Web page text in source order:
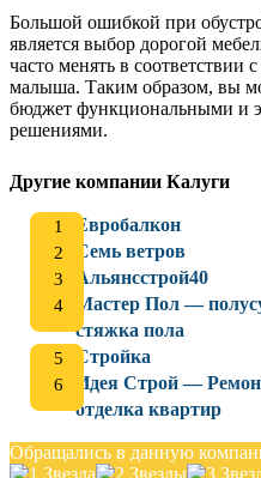
Большой ошибкой при
является выбор дорогой
часто менять в соответствии
малыша. Таким образом, вы
бюджет функциональными и
решениями.
Другие компании Калуги
Евробалкон
Семь ветров
Альянсстрой40
Мастер Пол —
стяжка пола
Стройка
Идея Строй —
отделка квартир
Обращались в данную